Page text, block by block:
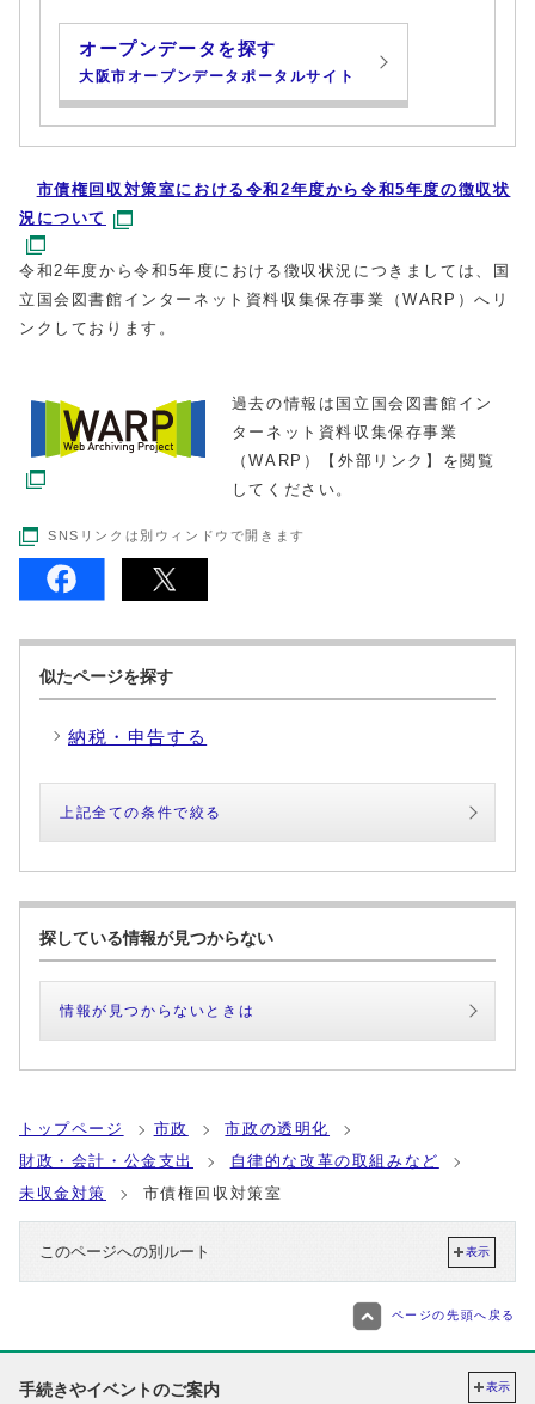
オープンデータを探す
大阪市オープンデータポータルサイト
市債権回収対策室における令和2年度から令和5年度の徴収状
況について
令和2年度から令和5年度における徴収状況につきましては、国
立国会図書館インターネット資料収集保存事業（WARP）へリ
ンクしております。
過去の情報は国立国会図書館イン
ターネット資料収集保存事業
（WARP）【外部リンク】を閲覧
してください。
SNSリンクは別ウィンドウで開きます
似たページを探す
納税・申告する
上記全ての条件で絞る
探している情報が見つからない
情報が見つからないときは
トップページ 市政
市政の透明化
財政・会計・公金支出
自律的な改革の取組みなど
未収金対策
市債権回収対策室
このページへの別ルート 表示
ページの先頭へ戻る
手続きやイベントのご案内 表示